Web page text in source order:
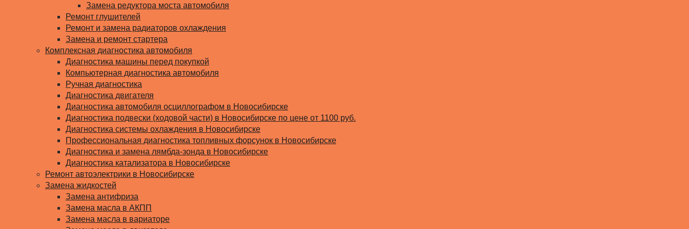
Замена редуктора моста автомобиля
Ремонт глушителей
Ремонт и замена радиаторов охлаждения
Замена и ремонт стартера
Комплексная диагностика автомобиля
Диагностика машины перед покупкой
Компьютерная диагностика автомобиля
Ручная диагностика
Диагностика двигателя
Диагностика автомобиля осциллографом в Новосибирске
Диагностика подвески (ходовой части) в Новосибирске по цене от 1100 руб.
Диагностика системы охлаждения в Новосибирске
Профессиональная диагностика топливных форсунок в Новосибирске
Диагностика и замена лямбда-зонда в Новосибирске
Диагностика катализатора в Новосибирске
Ремонт автоэлектрики в Новосибирске
Замена жидкостей
Замена антифриза
Замена масла в АКПП
Замена масла в вариаторе